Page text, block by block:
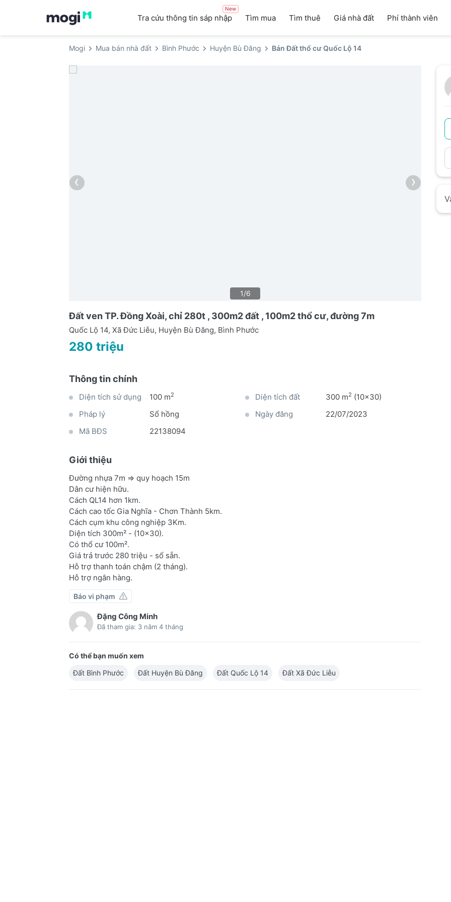
Tra cứu thông tin sáp nhập
New
Tìm mua Tìm thuê Giá nhà đất Phí thành viên
Mogi Mua bán nhà đất Bình Phước Huyện Bù Đăng Bán Đất thổ cư Quốc Lộ 14
‹ ›
1/6
Đất ven TP. Đồng Xoài, chỉ 280t , 300m2 đất , 100m2 thổ cư, đường 7m
Quốc Lộ 14, Xã Đức Liễu, Huyện Bù Đăng, Bình Phước
280 triệu
Thông tin chính
Diện tích sử dụng 100 m2 Diện tích đất 300 m2 (10x30)
Pháp lý
Sổ hồng Ngày đăng
22/07/2023
Mã BĐS
22138094
Giới thiệu
Đường nhựa 7m => quy hoạch 15m
Dân cư hiện hữu.
Cách QL14 hơn 1km.
Cách cao tốc Gia Nghĩa - Chơn Thành 5km.
Cách cụm khu công nghiệp 3Km.
Diện tích 300m² - (10x30).
Có thổ cư 100m².
Giá trả trước 280 triệu - sổ sẵn.
Hỗ trợ thanh toán chậm (2 tháng).
Hỗ trợ ngân hàng.
Báo vi phạm
Đặng Công Minh
Đã tham gia: 3 năm 4 tháng
Có thể bạn muốn xem
Đất Bình Phước
Đất Huyện Bù Đăng Đất Quốc Lộ 14 Đất Xã Đức Liễu